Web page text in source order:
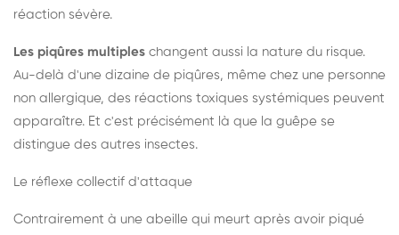
réaction sévère.
Les piqûres multiples changent aussi la nature du risque.
Au-delà d'une dizaine de piqûres, même chez une personne
non allergique, des réactions toxiques systémiques peuvent
apparaître. Et c'est précisément là que la guêpe se
distingue des autres insectes.
Le réflexe collectif d'attaque
Contrairement à une abeille qui meurt après avoir piqué